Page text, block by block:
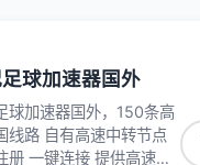
球加速器国外
球加速器国外，150条高
线路 自有高速中转节点
册 一键连接 提供高速线